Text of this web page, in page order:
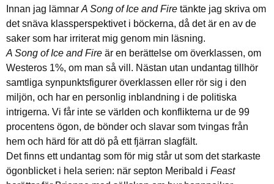
Innan jag lämnar A Song of Ice and Fire tänkte jag skriva om
det snäva klassperspektivet i böckerna, då det är en av de
saker som har irriterat mig genom min läsning.
A Song of Ice and Fire är en berättelse om överklassen, om
Westeros 1%, om man så vill. Nästan utan undantag tillhör
samtliga synpunktsfigurer överklassen eller rör sig i den
miljön, och har en personlig inblandning i de politiska
intrigerna. Vi får inte se världen och konflikterna ur de 99
procentens ögon, de bönder och slavar som tvingas från
hem och härd för att dö på ett fjärran slagfält.
Det finns ett undantag som för mig står ut som det starkaste
ögonblicket i hela serien: när septon Meribald i Feast